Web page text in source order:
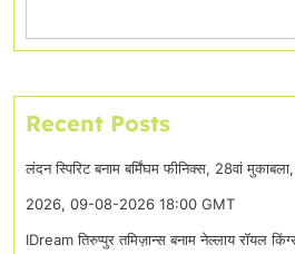
Recent Posts
लंदन स्पिरिट बनाम बर्मिंघम फीनिक्स, 28वां
2026, 09-08-2026 18:00 GMT
IDream तिरुप्पुर तमिज़ान्स बनाम नेल्लाय रॉयल